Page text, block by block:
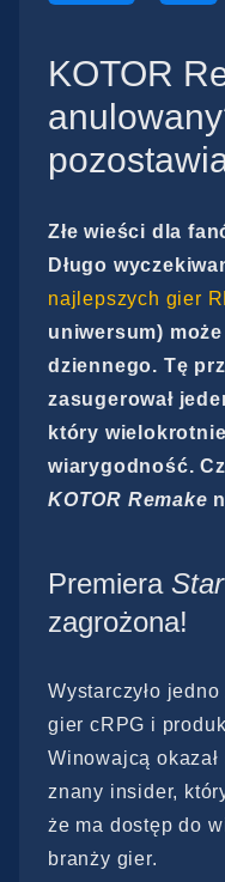
KOTOR
Złe wieści dla
Długo
najlepszych gier
uniwersum)
dziennego. Tę
zasugerował
który
wiarygodność.
KOTOR Remake
Premiera
zagrożona!
Wystarczyło
gier cRPG i
Winowajcą
znany insider,
że ma dostęp do
branży gier.